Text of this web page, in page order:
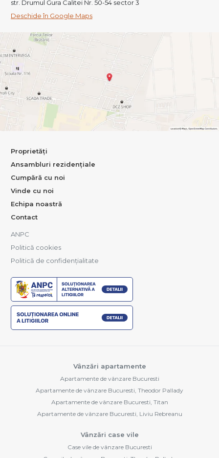
str. Drumul Gura Calitei Nr. 50-54 sector 3
Deschide în Google Maps
Proprietăți
Ansambluri rezidențiale
Cumpără cu noi
Vinde cu noi
Echipa noastră
Contact
ANPC
Politică cookies
Politică de confidențialitate
Vânzări apartamente
Apartamente de vânzare Bucuresti
Apartamente de vânzare Bucuresti, Theodor Pallady
Apartamente de vânzare Bucuresti, Titan
Apartamente de vânzare Bucuresti, Liviu Rebreanu
Vânzări case vile
Case vile de vânzare Bucuresti